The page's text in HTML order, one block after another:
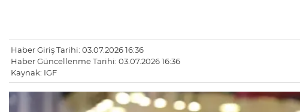
Haber Giriş Tarihi: 03.07.2026 16:36
Haber Güncellenme Tarihi: 03.07.2026 16:36
Kaynak: IGF